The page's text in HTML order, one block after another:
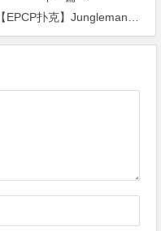
【EPCP扑克】Jungleman输掉ALL IN明显不服，必须补码找回场子！